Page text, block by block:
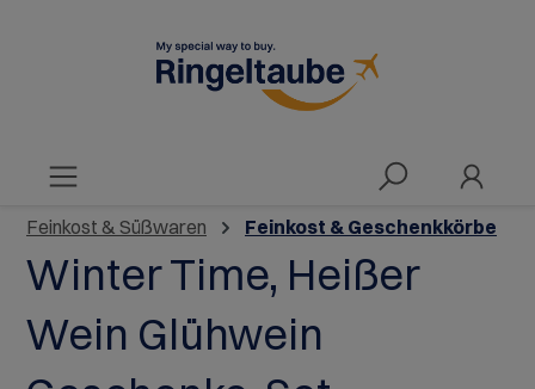
Feinkost & Süßwaren Feinkost & Geschenkkörbe
Winter Time, Heißer
Wein Glühwein